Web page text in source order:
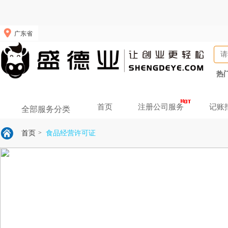
广东省
热
全部服务分类 首页 注册公司服务 记账
首页 > 食品经营许可证